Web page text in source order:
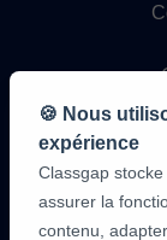
🍪 Nous
expérience
Classgap
assurer la
contenu,